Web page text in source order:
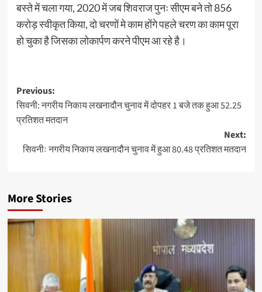
बस्ते में चला गया, 2020 में जब शिवराज पुनः सीएम बने तो 856
करोड़ स्वीकृत किया, दो चरणों मे काम होंगे पहले चरण का काम पूरा
हो चुका है जिसका लोकार्पण करने पीएम आ रहे है।
Post
navigation
Previous:
सिवनी: नगरीय निकाय लखनादौन चुनाव में दोपहर 1 बजे तक हुआ 52.25
प्रतिशत मतदान
Next:
सिवनीः नगरीय निकाय लखनादौन चुनाव में हुआ 80.48 प्रतिशत मतदान
More Stories